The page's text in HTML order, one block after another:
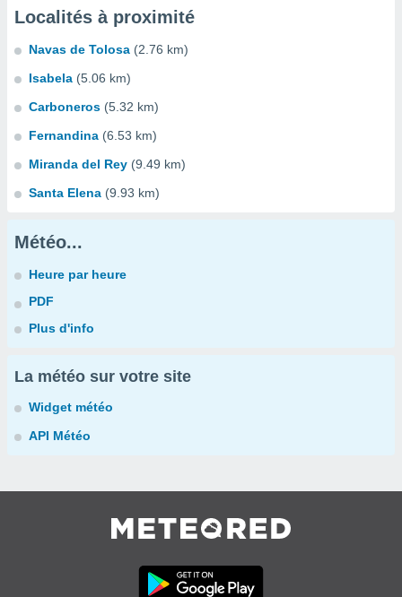
Localités à proximité
Navas de Tolosa (2.76 km)
Isabela (5.06 km)
Carboneros (5.32 km)
Fernandina (6.53 km)
Miranda del Rey (9.49 km)
Santa Elena (9.93 km)
Météo...
Heure par heure
PDF
Plus d'info
La météo sur votre site
Widget météo
API Météo